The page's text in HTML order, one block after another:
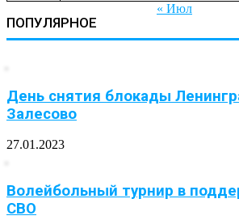
« Июл
ПОПУЛЯРНОЕ
День снятия блокады
Залесово
27.01.2023
Волейбольный турнир в
СВО